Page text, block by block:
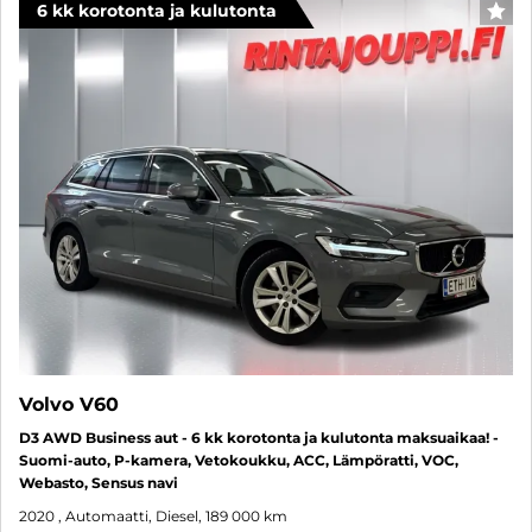
6 kk korotonta ja kulutonta
Volvo V60
D3 AWD Business aut - 6 kk korotonta ja kulutonta maksuaikaa! -
Suomi-auto, P-kamera, Vetokoukku, ACC, Lämpöratti, VOC,
Webasto, Sensus navi
2020 , Automaatti, Diesel, 189 000 km